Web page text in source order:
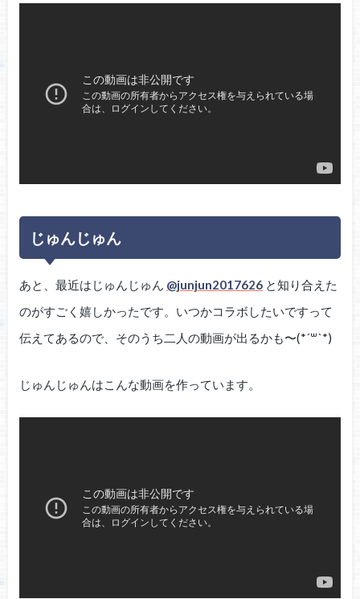
じゅんじゅん
あと、最近はじゅんじゅん @junjun2017626と知り合えた
のがすごく嬉しかったです。いつかコラボしたいですって
伝えてあるので、そのうち二人の動画が出るかも〜(*´꒳`*)
じゅんじゅんはこんな動画を作っています。